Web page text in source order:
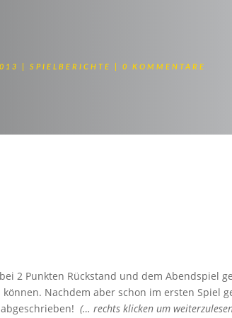
SPIELBERICHTE 0 KOMMENTARE
2 Punkten Rückstand und dem Abendspiel
Nachdem aber schon im ersten Spiel
abgeschrieben!(… rechts klicken um